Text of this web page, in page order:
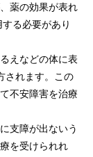
薬の効果が表れ
る必要があり
えなどの体に表
されます。この
不安障害を治療
支障が出ないう
を受けられれ